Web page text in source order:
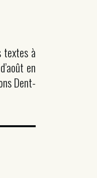
textes à
en
Dent-